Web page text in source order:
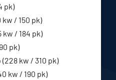
pk)
kw / 150 pk)
kw / 184 pk)
pk)
kw / 310 pk)
kw / 190 pk)